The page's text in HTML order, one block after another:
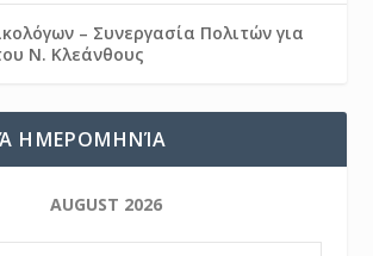
– Συνεργασία Πολιτών για
Ν. Κλεάνθους
ΗΜΕΡΟΜΗΝΊΑ
AUGUST 2026